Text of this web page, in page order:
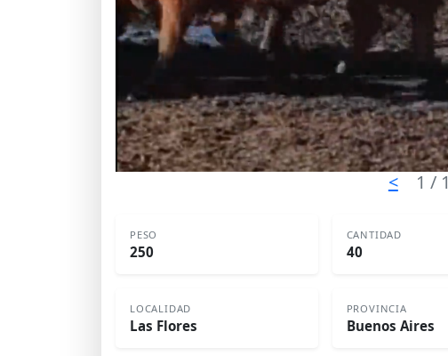
< 1 / 1
PESO
250
CANTIDAD
40
LOCALIDAD
Las Flores
PROVINCIA
Buenos Aires